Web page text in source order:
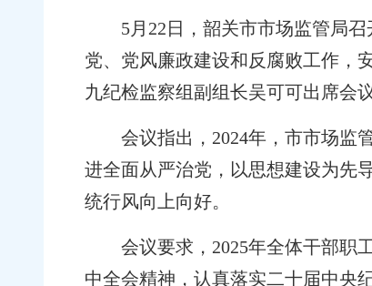
5月22日，韶关市市场监管局
党、党风廉政建设和反腐败工作，
九纪检监察组副组长吴可可出席会
会议指出，2024年，市市场监
进全面从严治党，以思想建设为先
统行风向上向好。
会议要求，2025年全体干部职
中全会精神，认真落实二十届中央